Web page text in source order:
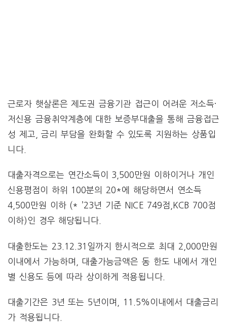
근로자 햇살론은 제도권 금융기관 접근이 어려운 저소득·
저신용 금융취약계층에 대한 보증부대출을 통해 금융접근
성 제고, 금리 부담을 완화할 수 있도록 지원하는 상품입
니다.
대출자격으로는 연간소득이 3,500만원 이하이거나 개인
신용평점이 하위 100분의 20*에 해당하면서 연소득
4,500만원 이하 (* ’23년 기준 NICE 749점,KCB 700점
이하)인 경우 해당됩니다.
대출한도는 23.12.31일까지 한시적으로 최대 2,000만원
이내에서 가능하며, 대출가능금액은 동 한도 내에서 개인
별 신용도 등에 따라 상이하게 적용됩니다.
대출기간은 3년 또는 5년이며, 11.5%이내에서 대출금리
가 적용됩니다.